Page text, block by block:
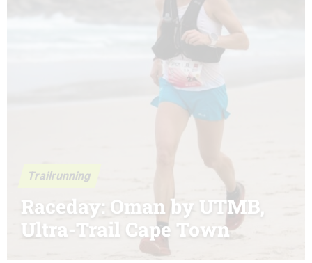
Trailrunning
Raceday: Oman by UTMB,
Ultra-Trail Cape Town